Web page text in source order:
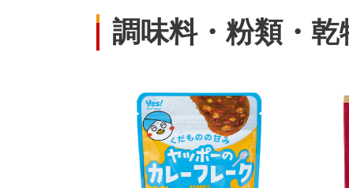
直輸入ワイン
直輸入食品・菓子
調味料・粉類・